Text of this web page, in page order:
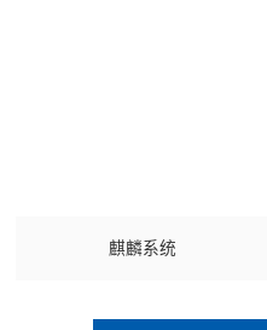
麒麟系统